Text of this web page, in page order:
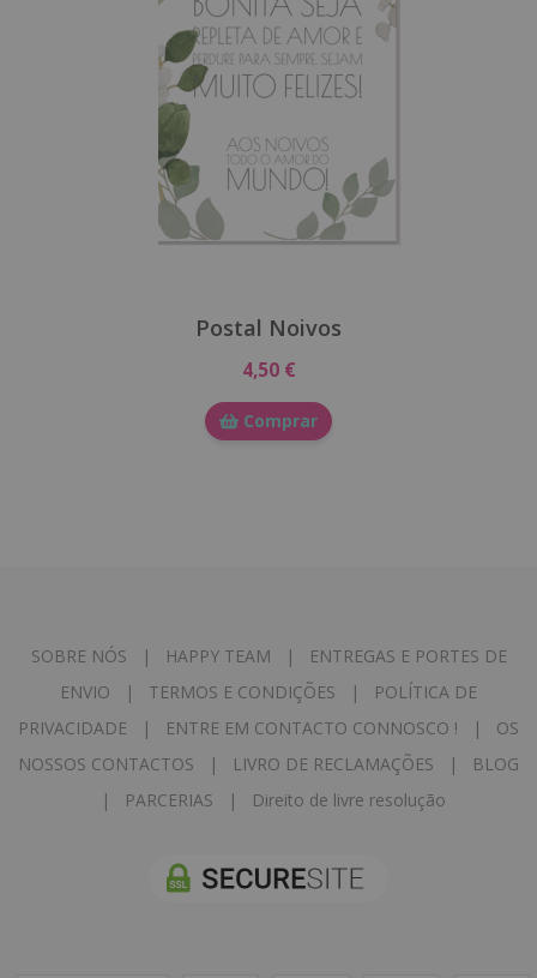
Postal Noivos
4,50 €
Comprar
SOBRE NÓS | HAPPY TEAM |
ENTREGAS E PORTES DE
ENVIO | TERMOS E CONDIÇÕES |
POLÍTICA DE
PRIVACIDADE | ENTRE EM CONTACTO CONNOSCO ! | OS
NOSSOS CONTACTOS | LIVRO DE RECLAMAÇÕES |
BLOG
|
PARCERIAS | Direito de livre resolução